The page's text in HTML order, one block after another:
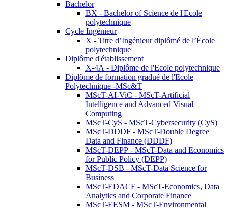
Bachelor
BX - Bachelor of Science de l'Ecole
polytechnique
Cycle Ingénieur
X - Titre d’Ingénieur diplômé de l’École
polytechnique
Diplôme d'établissement
X-4A - Diplôme de l'Ecole polytechnique
Diplôme de formation gradué de l'Ecole
Polytechnique -MSc&T
MScT-AI-ViC - MScT-Artificial
Intelligence and Advanced Visual
Computing
MScT-CyS - MScT-Cybersecurity (CyS)
MScT-DDDF - MScT-Double Degree
Data and Finance (DDDF)
MScT-DEPP - MScT-Data and Economics
for Public Policy (DEPP)
MScT-DSB - MScT-Data Science for
Business
MScT-EDACF - MScT-Economics, Data
Analytics and Corporate Finance
MScT-EESM - MScT-Environmental